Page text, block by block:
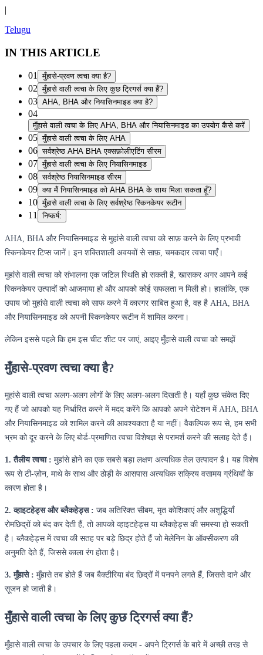
|
Telugu
IN THIS ARTICLE
01 मुँहासे-प्रवण त्वचा क्या है?
02 मुँहासे वाली त्वचा के लिए कुछ ट्रिगर्स क्या हैं?
03 AHA, BHA और नियासिनमाइड क्या है?
04
मुँहासे वाली त्वचा के लिए AHA, BHA और नियासिनमाइड का उपयोग कैसे करें
05 मुँहासे वाली त्वचा के लिए AHA
06 सर्वश्रेष्ठ AHA BHA एक्सफ़ोलीएटिंग सीरम
07 मुँहासे वाली त्वचा के लिए नियासिनमाइड
08 सर्वश्रेष्ठ नियासिनमाइड सीरम
09 क्या मैं नियासिनमाइड को AHA BHA के साथ मिला सकता हूँ?
10 मुँहासे वाली त्वचा के लिए सर्वश्रेष्ठ स्किनकेयर रूटीन
11 निष्कर्ष:
AHA, BHA और नियासिनमाइड से मुहांसे वाली त्वचा को साफ़ करने के लिए प्रभावी
स्किनकेयर टिप्स जानें। इन शक्तिशाली अवयवों से साफ़, चमकदार त्वचा पाएँ।
मुहांसे वाली त्वचा को संभालना एक जटिल स्थिति हो सकती है, खासकर अगर आपने कई
स्किनकेयर उत्पादों को आजमाया हो और आपको कोई सफलता न मिली हो। हालांकि, एक
उपाय जो मुहांसे वाली त्वचा को साफ करने में कारगर साबित हुआ है, वह है AHA, BHA
और नियासिनमाइड को अपनी स्किनकेयर रूटीन में शामिल करना।
लेकिन इससे पहले कि हम इस चीट शीट पर जाएं, आइए मुँहासे वाली त्वचा को समझें
मुँहासे-प्रवण त्वचा क्या है?
मुहांसे वाली त्वचा अलग-अलग लोगों के लिए अलग-अलग दिखती है। यहाँ कुछ संकेत दिए
गए हैं जो आपको यह निर्धारित करने में मदद करेंगे कि आपको अपने रोटेशन में AHA, BHA
और नियासिनमाइड को शामिल करने की आवश्यकता है या नहीं। वैकल्पिक रूप से, हम सभी
भ्रम को दूर करने के लिए बोर्ड-प्रमाणित त्वचा विशेषज्ञ से परामर्श करने की सलाह देते हैं।
1. तैलीय त्वचा : मुहांसे होने का एक सबसे बड़ा लक्षण अत्यधिक तेल उत्पादन है। यह विशेष
रूप से टी-ज़ोन, माथे के साथ और ठोड़ी के आसपास अत्यधिक सक्रिय वसामय ग्रंथियों के
कारण होता है।
2. व्हाइटहेड्स और ब्लैकहेड्स : जब अतिरिक्त सीबम, मृत कोशिकाएं और अशुद्धियाँ
रोमछिद्रों को बंद कर देती हैं, तो आपको व्हाइटहेड्स या ब्लैकहेड्स की समस्या हो सकती
है। ब्लैकहेड्स में त्वचा की सतह पर बड़े छिद्र होते हैं जो मेलेनिन के ऑक्सीकरण की
अनुमति देते हैं, जिससे काला रंग होता है।
3. मुँहासे : मुँहासे तब होते हैं जब बैक्टीरिया बंद छिद्रों में पनपने लगते हैं, जिससे दाने और
सूजन हो जाती है।
मुँहासे वाली त्वचा के लिए कुछ ट्रिगर्स क्या हैं?
मुँहासे वाली त्वचा के उपचार के लिए पहला कदम - अपने ट्रिगर्स के बारे में अच्छी तरह से